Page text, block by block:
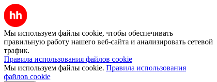
Мы используем файлы cookie, чтобы обеспечивать
правильную работу нашего веб-сайта и анализировать сетевой
трафик.
Правила использования файлов cookie
Мы используем файлы cookie. Правила использования
файлов cookie